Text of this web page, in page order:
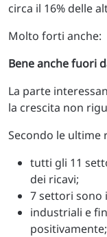
circa il 16% delle
Molto forti anche:
Bene anche fuori
La parte
la crescita non
Secondo le ultime
tutti gli 11
dei ricavi;
7 settori sono
industriali e
positivamente;